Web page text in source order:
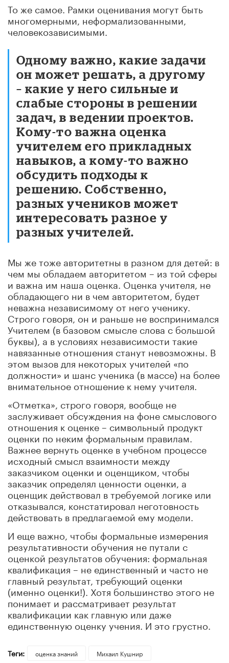
То же самое. Рамки оценивания могут быть
многомерными, неформализованными,
человекозависимыми.
Одному важно, какие задачи
он может решать, а другому
– какие у него сильные и
слабые стороны в решении
задач, в ведении проектов.
Кому-то важна оценка
учителем его прикладных
навыков, а кому-то важно
обсудить подходы к
решению. Собственно,
разных учеников может
интересовать разное у
разных учителей.
Мы же тоже авторитетны в разном для детей: в
чем мы обладаем авторитетом – из той сферы
и важна им наша оценка. Оценка учителя, не
обладающего ни в чем авторитетом, будет
неважна независимому от него ученику.
Строго говоря, он и раньше не воспринимался
Учителем (в базовом смысле слова с большой
буквы), а в условиях независимости такие
навязанные отношения станут невозможны. В
этом вызов для некоторых учителей «по
должности» и шанс ученика (в массе) на более
внимательное отношение к нему учителя.
«Отметка», строго говоря, вообще не
заслуживает обсуждения на фоне смыслового
отношения к оценке – символьный продукт
оценки по неким формальным правилам.
Важнее вернуть оценке в учебном процессе
исходный смысл взаимности между
заказчиком оценки и оценщиком, чтобы
заказчик определял ценности оценки, а
оценщик действовал в требуемой логике или
отказывался, констатировал неготовность
действовать в предлагаемой ему модели.
И еще важно, чтобы формальные измерения
результативности обучения не путали с
оценкой результатов обучения: формальная
квалификация – не единственный и часто не
главный результат, требующий оценки
(именно оценки!). Хотя большинство этого не
понимает и рассматривает результат
квалификации как главную или даже
единственную оценку учения. И это грустно.
Теги: оценка знаний
Михаил Кушнир